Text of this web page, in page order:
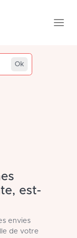
aliment
Ok
est-
envies
de votre